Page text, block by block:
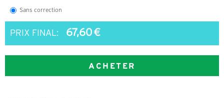
Sans correction
PRIX FINAL: 67,60 €
ACHETER